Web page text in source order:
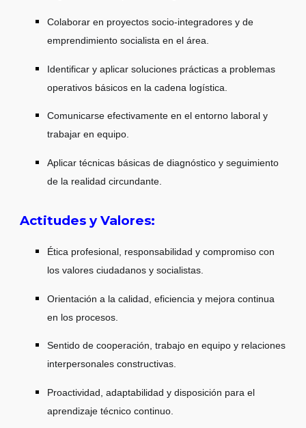
Colaborar en proyectos socio-integradores y de
emprendimiento socialista en el área.
Identificar y aplicar soluciones prácticas a problemas
operativos básicos en la cadena logística.
Comunicarse efectivamente en el entorno laboral y
trabajar en equipo.
Aplicar técnicas básicas de diagnóstico y seguimiento
de la realidad circundante.
Actitudes y Valores:
Ética profesional, responsabilidad y compromiso con
los valores ciudadanos y socialistas.
Orientación a la calidad, eficiencia y mejora continua
en los procesos.
Sentido de cooperación, trabajo en equipo y relaciones
interpersonales constructivas.
Proactividad, adaptabilidad y disposición para el
aprendizaje técnico continuo.